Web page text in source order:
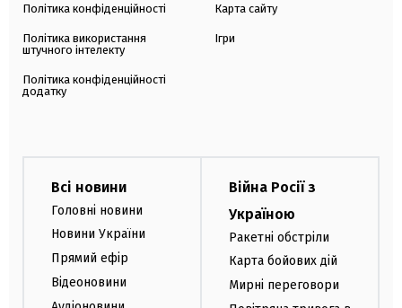
Політика конфіденційності
Політика використання
штучного інтелекту
Політика конфіденційності
додатку
Карта сайту
Ігри
Всі новини
Головні новини
Новини України
Прямий ефір
Відеоновини
Війна Росії з
Україною
Ракетні обстріли
Карта бойових дій
Мирні переговори